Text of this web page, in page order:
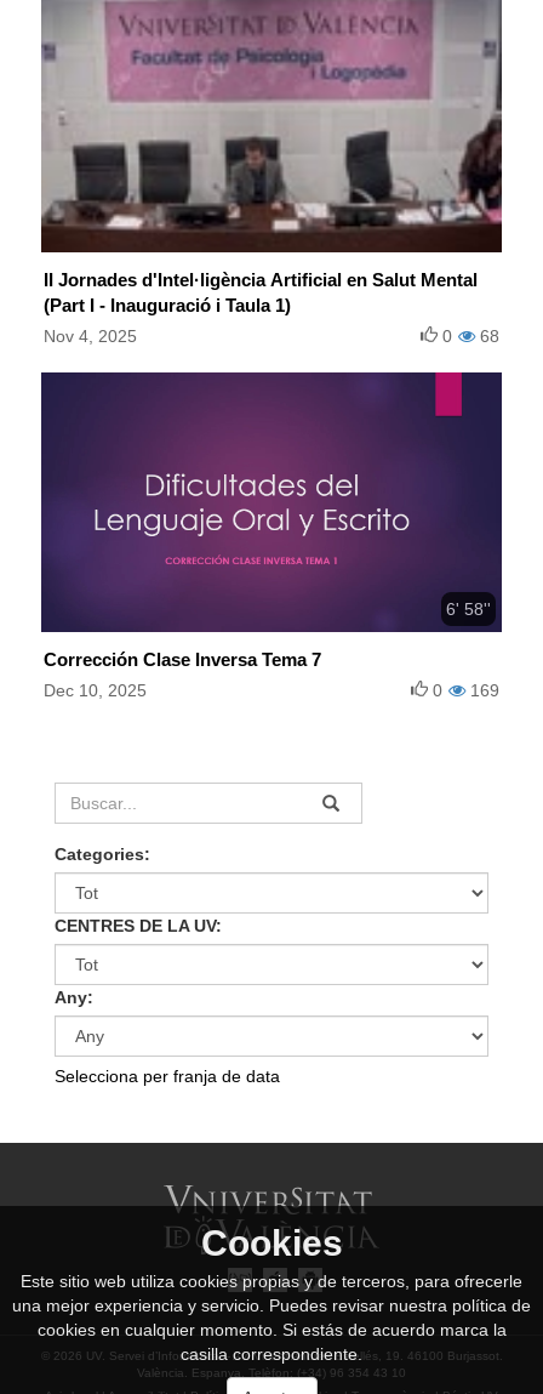
II Jornades d'Intel·ligència Artificial en Salut Mental
(Part I - Inauguració i Taula 1)
Nov 4, 2025 68
0
6' 58''
Corrección Clase Inversa Tema 7
Dec 10, 2025 169
0
Categories:
CENTRES DE LA UV:
Any:
Selecciona per franja de data
© 2026 UV. Servei d’Informàtica. - Av. Vicent Andrés Estellés, 19. 46100 Burjassot.
València. Espanya. Telèfon: (+34) 96 354 43 10
Cookies
Este sitio web utiliza cookies propias y de terceros, para ofrecerle
una mejor experiencia y servicio. Puedes revisar nuestra política de
cookies en cualquier momento. Si estás de acuerdo marca la
casilla correspondiente.